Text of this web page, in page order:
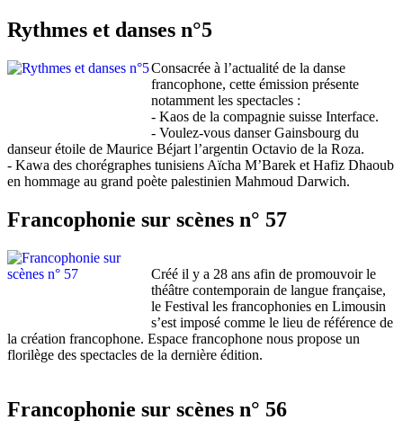
Rythmes et danses n°5
Consacrée à l’actualité de la danse
francophone, cette émission présente
notamment les spectacles :
- Kaos de la compagnie suisse Interface.
- Voulez-vous danser Gainsbourg du
danseur étoile de Maurice Béjart l’argentin Octavio de la Roza.
- Kawa des chorégraphes tunisiens Aïcha M’Barek et Hafiz Dhaoub
en hommage au grand poète palestinien Mahmoud Darwich.
Francophonie sur scènes n° 57
Créé il y a 28 ans afin de promouvoir le
théâtre contemporain de langue française,
le Festival les francophonies en Limousin
s’est imposé comme le lieu de référence de
la création francophone. Espace francophone nous propose un
florilège des spectacles de la dernière édition.
Francophonie sur scènes n° 56